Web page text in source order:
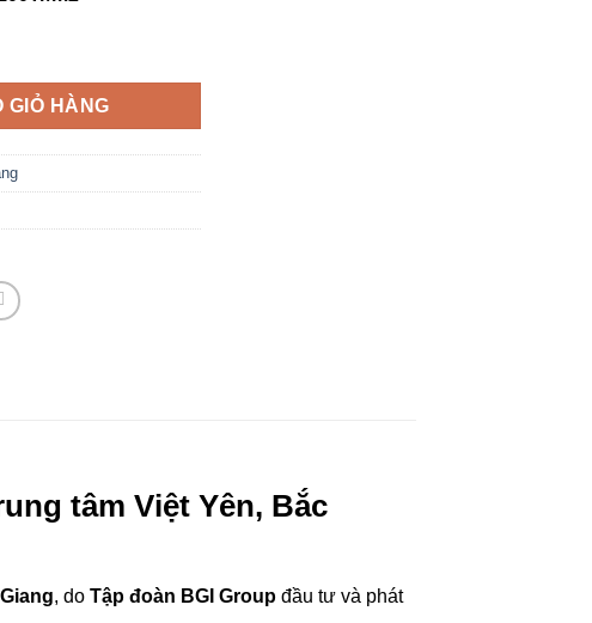
Giang – Tải bảng giá: 0386 279 939 số lượng
GIỎ HÀNG
tâm Việt Yên, Bắc
, do Tập đoàn BGI Group đầu tư và phát